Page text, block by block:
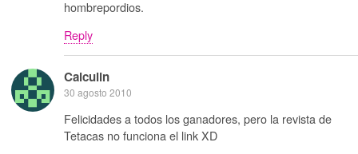
hombrepordios.
Reply
Calculin
30 agosto 2010
Felicidades a todos los ganadores, pero la revista de
Tetacas no funciona el link XD